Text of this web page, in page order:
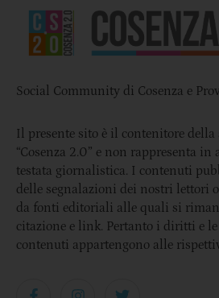
Social Community di Cosenza e
Il presente sito è il contenitore
“Cosenza 2.0” e non rappresenta in
testata giornalistica. I contenuti
delle segnalazioni dei nostri lettori
da fonti editoriali alle quali si
citazione e link. Pertanto i diritti e
contenuti appartengono alle